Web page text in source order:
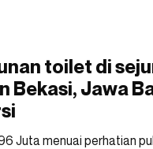
toilet di
Bekasi, Jawa
Juta menuai perhatian